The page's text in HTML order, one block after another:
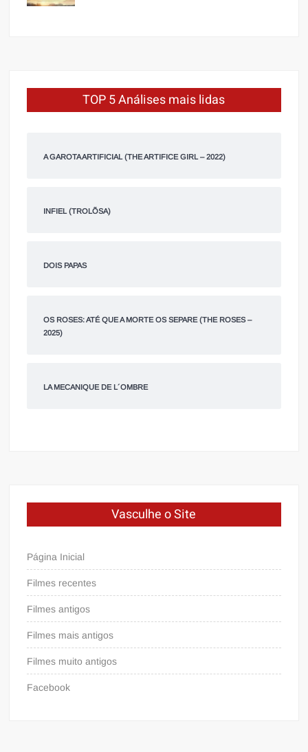
TOP 5 Análises mais lidas
A GAROTA ARTIFICIAL (THE ARTIFICE GIRL – 2022)
INFIEL (TROLÕSA)
DOIS PAPAS
OS ROSES: ATÉ QUE A MORTE OS SEPARE (THE ROSES –
2025)
LA MECANIQUE DE L´OMBRE
Vasculhe o Site
Página Inicial
Filmes recentes
Filmes antigos
Filmes mais antigos
Filmes muito antigos
Facebook